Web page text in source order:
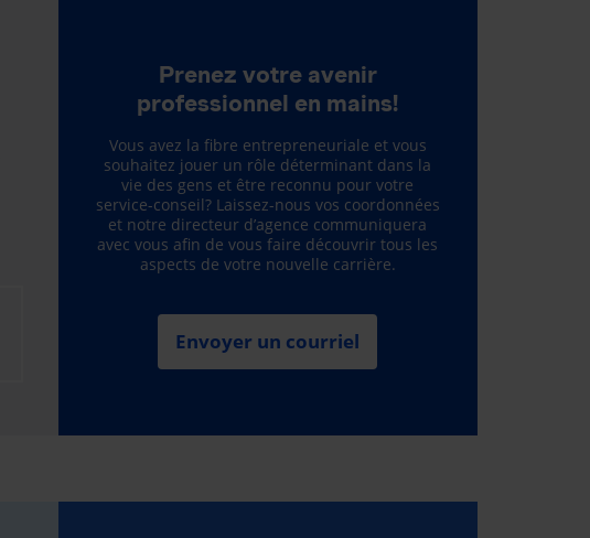
Prenez votre avenir
professionnel en mains!
Vous avez la fibre entrepreneuriale et vous
souhaitez jouer un rôle déterminant dans la
vie des gens et être reconnu pour votre
service-conseil? Laissez-nous vos coordonnées
et notre directeur d’agence communiquera
avec vous afin de vous faire découvrir tous les
aspects de votre nouvelle carrière.
Envoyer un courriel